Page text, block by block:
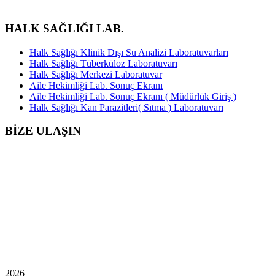
HALK SAĞLIĞI LAB.
Halk Sağlığı Klinik Dışı Su Analizi Laboratuvarları
Halk Sağlığı Tüberküloz Laboratuvarı
Halk Sağlığı Merkezi Laboratuvar
Aile Hekimliği Lab. Sonuç Ekranı
Aile Hekimliği Lab. Sonuç Ekranı ( Müdürlük Giriş )
Halk Sağlığı Kan Parazitleri( Sıtma ) Laboratuvarı
BİZE ULAŞIN
2026